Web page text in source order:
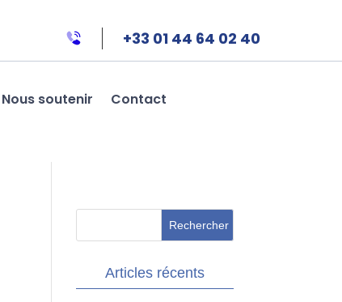
+33 01 44 64 02 40
Nous soutenir Contact
Articles récents